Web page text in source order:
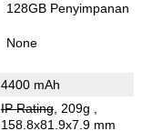
128GB Penyimpanan
None
4400 mAh
IP Rating, 209g
158.8x81.9x7.9 mm